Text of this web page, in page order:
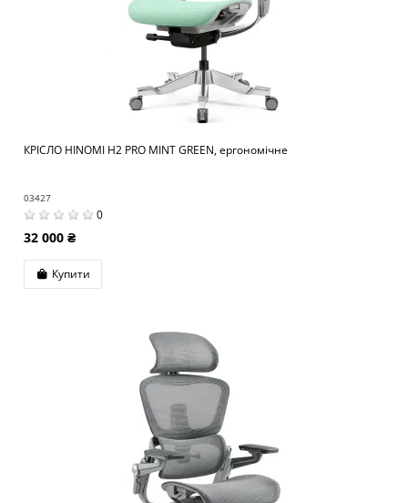
КРІСЛО HINOMI H2 PRO MINT GREEN, ергономічне
03427
0
32 000 ₴
Купити